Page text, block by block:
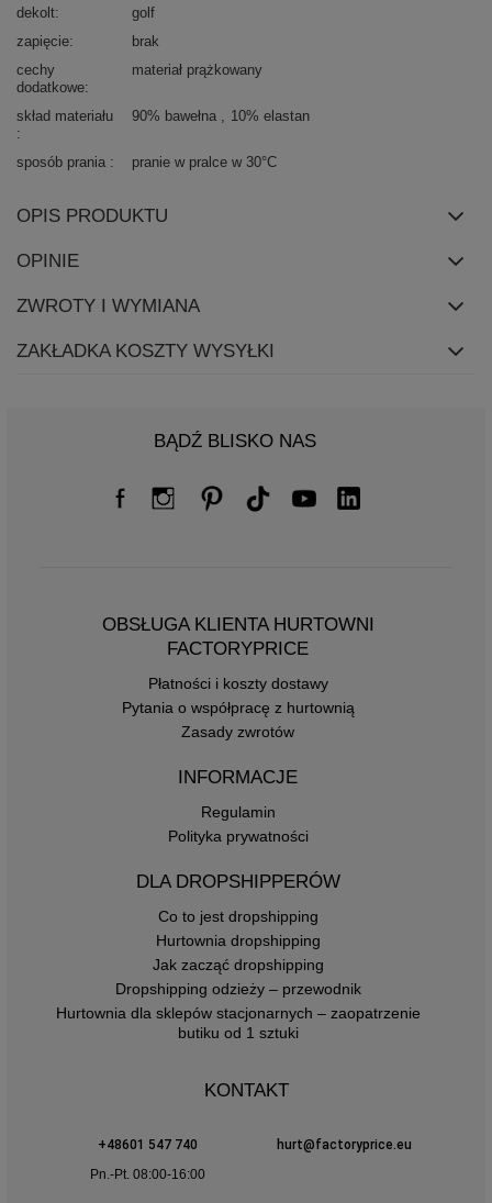
dekolt
golf
zapięcie
brak
cechy
dodatkowe
materiał prążkowany
skład materiału 90% bawełna 10% elastan
sposób prania pranie w pralce w 30°C
OPIS PRODUKTU
OPINIE
ZWROTY I WYMIANA
ZAKŁADKA KOSZTY WYSYŁKI
BĄDŹ BLISKO NAS
OBSŁUGA KLIENTA HURTOWNI
FACTORYPRICE
Płatności i koszty dostawy
Pytania o współpracę z hurtownią
Zasady zwrotów
INFORMACJE
Regulamin
Polityka prywatności
DLA DROPSHIPPERÓW
Co to jest dropshipping
Hurtownia dropshipping
Jak zacząć dropshipping
Dropshipping odzieży – przewodnik
Hurtownia dla sklepów stacjonarnych – zaopatrzenie
butiku od 1 sztuki
KONTAKT
+48601 547 740
hurt@factoryprice.eu
Pn.-Pt. 08:00-16:00